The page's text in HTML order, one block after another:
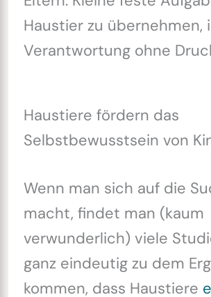
Haustier zu übernehmen,
Verantwortung ohne
Haustiere fördern das
Selbstbewusstsein von
Wenn man sich auf die
macht, findet man (kaum
verwunderlich) viele
ganz eindeutig zu dem
kommen, dass Haustiere